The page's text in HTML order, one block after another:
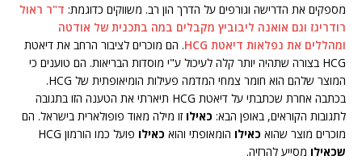
מספקים את הדרישה וגורפים על הדרך הון רב. משווקים כדוגמת: ד"ר ראול
רודריגז וגם אואנה ליבוביץ מקבלים במה בתכנית של אודטה
ומהללים את נפלאות דיאטת HCG
. הם מוכרים לציבור הרחב את דיאטת
HCG בצורה שתהיה יותר קלה לעיכול ע"י מוסדות הבריאות. הם טוענים כי
המוצר שלהם הוא חומר צמחי המדמה פעילות הומיאופתית של HCG.
בכתבה אחרת שכתבתי על דיאטת HCG תיארתי את הטענה הזו בתגובה
לתגובות הקוראים, באופן הבא: כאילו זו מילה מאוד פופולארית בישראל. הם
מוכרים מוצר שהוא כאילו הומאופתי והוא כאילו פועל כמו הורמון HCG
שכאילו מסייע להרזיה.